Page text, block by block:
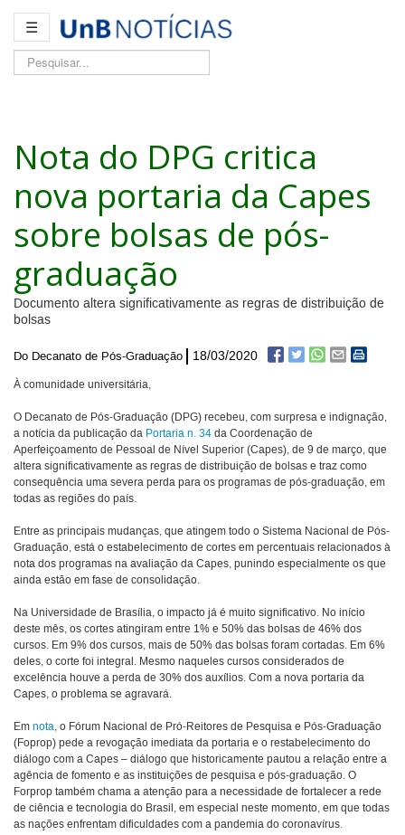
☰
Pesquisar...
Nota do DPG critica
nova portaria da Capes
sobre bolsas de pós-
graduação
Documento altera significativamente as regras de distribuição de
bolsas
Do Decanato de Pós-Graduação 18/03/2020
À comunidade universitária,
O Decanato de Pós-Graduação (DPG) recebeu, com surpresa e indignação,
a notícia da publicação da Portaria n. 34 da Coordenação de
Aperfeiçoamento de Pessoal de Nível Superior (Capes), de 9 de março, que
altera significativamente as regras de distribuição de bolsas e traz como
consequência uma severa perda para os programas de pós-graduação, em
todas as regiões do país.
Entre as principais mudanças, que atingem todo o Sistema Nacional de Pós-
Graduação, está o estabelecimento de cortes em percentuais relacionados à
nota dos programas na avaliação da Capes, punindo especialmente os que
ainda estão em fase de consolidação.
Na Universidade de Brasília, o impacto já é muito significativo. No início
deste mês, os cortes atingiram entre 1% e 50% das bolsas de 46% dos
cursos. Em 9% dos cursos, mais de 50% das bolsas foram cortadas. Em 6%
deles, o corte foi integral. Mesmo naqueles cursos considerados de
excelência houve a perda de 30% dos auxílios. Com a nova portaria da
Capes, o problema se agravará.
Em nota, o Fórum Nacional de Pró-Reitores de Pesquisa e Pós-Graduação
(Foprop) pede a revogação imediata da portaria e o restabelecimento do
diálogo com a Capes – diálogo que historicamente pautou a relação entre a
agência de fomento e as instituições de pesquisa e pós-graduação. O
Forprop também chama a atenção para a necessidade de fortalecer a rede
de ciência e tecnologia do Brasil, em especial neste momento, em que todas
as nações enfrentam dificuldades com a pandemia do coronavírus.